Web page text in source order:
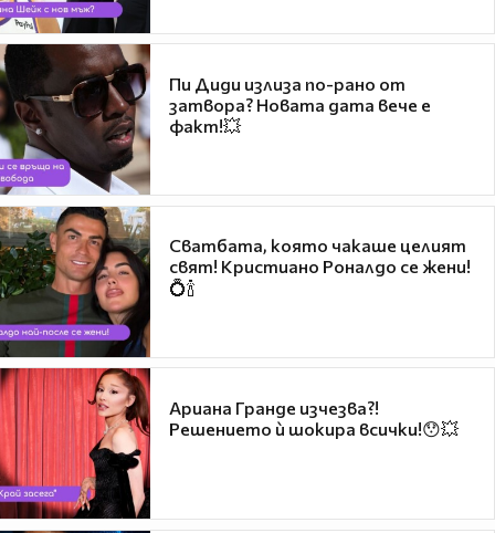
Пи Диди излиза по-рано от
затвора? Новата дата вече е
факт!💥
Сватбата, която чакаше целият
свят! Кристиано Роналдо се жени!
💍🍾
Ариана Гранде изчезва?!
Решението ѝ шокира всички!😯💥